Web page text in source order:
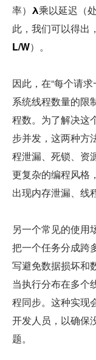
率） λ乘以延迟（
此，我们可以得出
L/W）。
因此，在“每个请
系统线程数量的限
程数。为了解决这
步并发，这两种方
程泄漏、死锁、资
更复杂的编程风格
出现内存泄漏、线
另一个常见的使用
把一个任务分成跨
写避免数据损坏和
当执行分布在多个
程同步。这种实现
开发人员，以确保
题。